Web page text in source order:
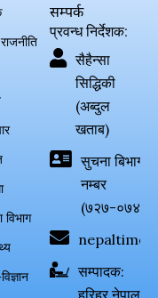
सम्पर्क
प्रवन्ध निर्देशक:
सैहैन्सा
सिद्धिकी
(अब्दुल
खताब)
सुचना बिभाग
नम्बर
(७२७-०७४-
सम्पादक:
हरिहर नेपाल